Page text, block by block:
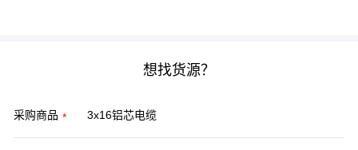
想找货源？
采购商品